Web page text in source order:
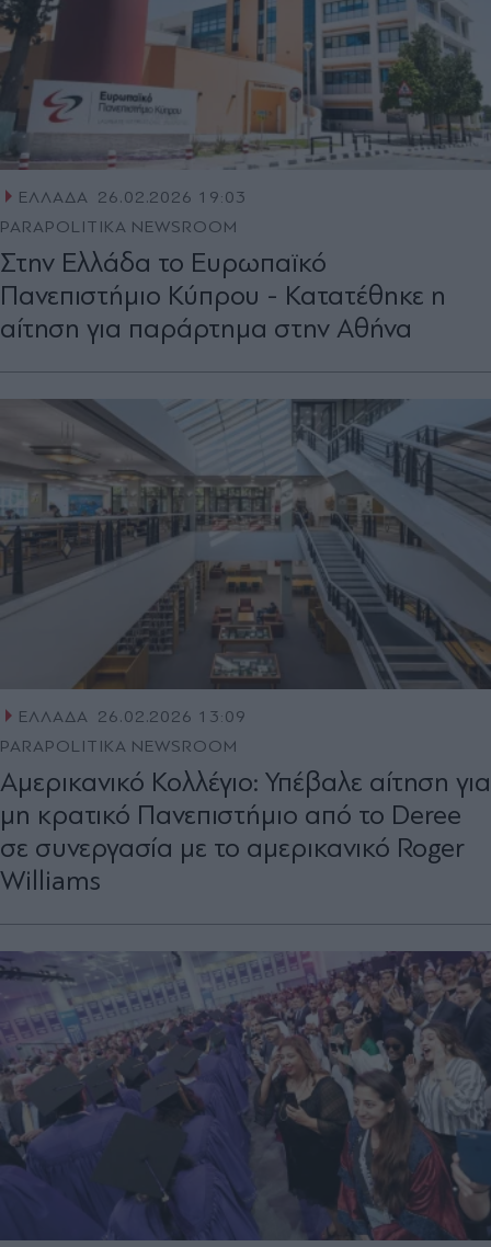
ΕΛΛΑΔΑ 26.02.2026 19:03
PARAPOLITIKA NEWSROOM
Στην Ελλάδα το Ευρωπαϊκό
Πανεπιστήμιο Κύπρου - Κατατέθηκε η
αίτηση για παράρτημα στην Αθήνα
ΕΛΛΑΔΑ
26.02.2026 13:09
PARAPOLITIKA NEWSROOM
Αμερικανικό Κολλέγιο: Υπέβαλε αίτηση για
μη κρατικό Πανεπιστήμιο από το Deree
σε συνεργασία με το αμερικανικό Roger
Williams